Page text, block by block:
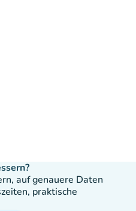
auf genauere Daten
praktische